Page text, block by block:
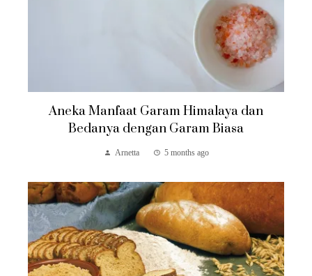
Aneka Manfaat Garam Himalaya dan
Bedanya dengan Garam Biasa
Arnetta 5 months ago